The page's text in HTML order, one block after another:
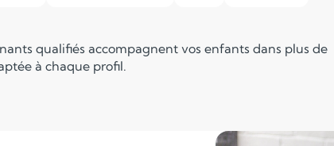
qualifiés accompagnent vos enfants dans plus de
à chaque profil.